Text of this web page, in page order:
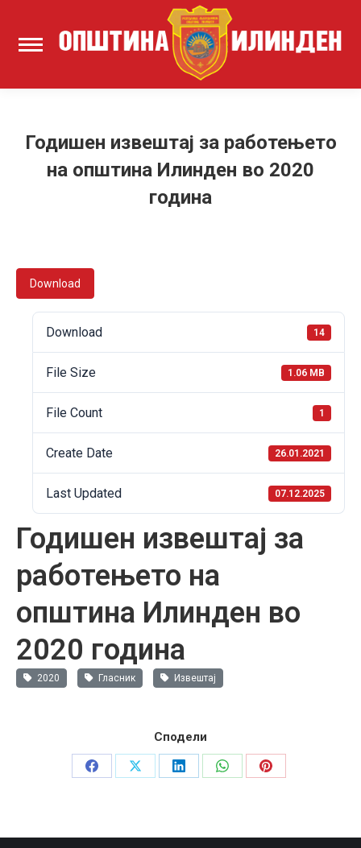
Годишен извештај за работењето
на oпштина Илинден во 2020
година
Download
Download 14
File Size 1.06 MB
File Count 1
Create Date 26.01.2021
Last Updated 07.12.2025
Годишен извештај за
работењето на
oпштина Илинден во
2020 година
2020 Гласник Извештај
Сподели
Share
Share
Share
Share
Share